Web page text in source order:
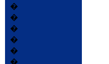
�
�
�
�
�
�